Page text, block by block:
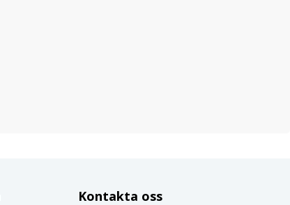
Kontakta oss